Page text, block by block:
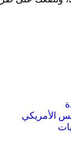
الأمريكي